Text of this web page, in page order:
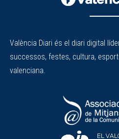
València Diari és el diari digital
successos, festes, cultura,
valenciana.